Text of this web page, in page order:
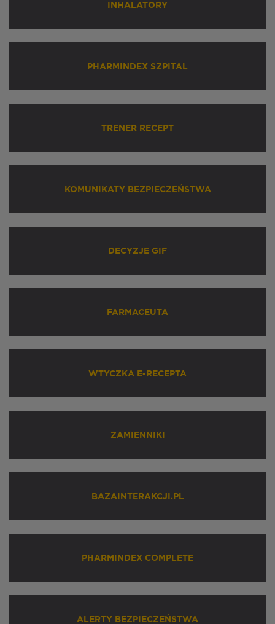
INHALATORY
PHARMINDEX SZPITAL
TRENER RECEPT
KOMUNIKATY BEZPIECZEŃSTWA
DECYZJE GIF
FARMACEUTA
WTYCZKA E-RECEPTA
ZAMIENNIKI
BAZAINTERAKCJI.PL
PHARMINDEX COMPLETE
ALERTY BEZPIECZEŃSTWA